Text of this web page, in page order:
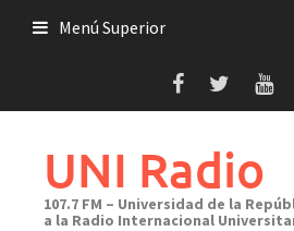
Menú Superior
UNI Radio
107.7 FM – Universidad de la
a la Radio Internacional